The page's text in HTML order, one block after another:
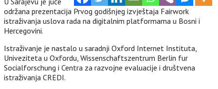
održana prezentacija Prvog godišnjeg izvještaja Fairwork
istraživanja uslova rada na digitalnim platformama u Bosni i
Hercegovini.
Istraživanje je nastalo u saradnji Oxford Internet Instituta,
Univeziteta u Oxfordu, Wissenschaftszentrum Berlin fur
Socialforschung i Centra za razvojne evaluacije i društvena
istraživanja CREDI.